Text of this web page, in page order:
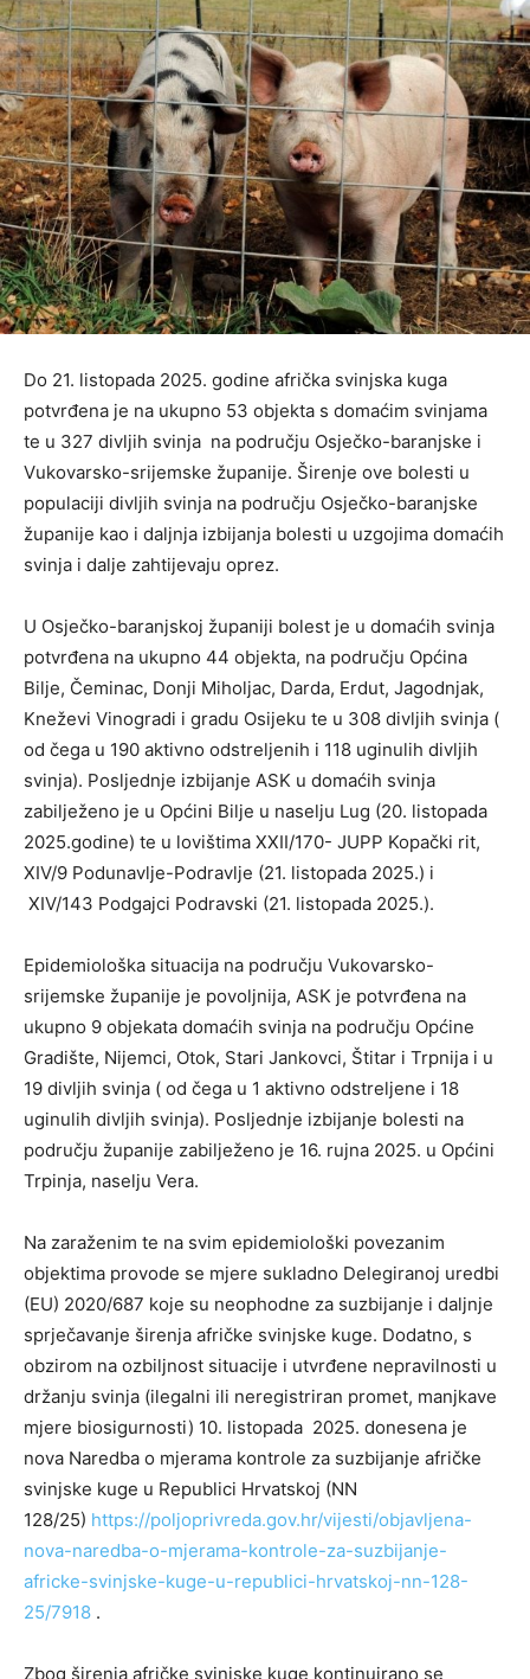
Do 21. listopada 2025. godine afrička svinjska kuga
potvrđena je na ukupno 53 objekta s domaćim svinjama
te u 327 divljih svinja na području Osječko-baranjske i
Vukovarsko-srijemske županije. Širenje ove bolesti u
populaciji divljih svinja na području Osječko-baranjske
županije kao i daljnja izbijanja bolesti u uzgojima domaćih
svinja i dalje zahtijevaju oprez.
U Osječko-baranjskoj županiji bolest je u domaćih svinja
potvrđena na ukupno 44 objekta, na području Općina
Bilje, Čeminac, Donji Miholjac, Darda, Erdut, Jagodnjak,
Kneževi Vinogradi i gradu Osijeku te u 308 divljih svinja (
od čega u 190 aktivno odstreljenih i 118 uginulih divljih
svinja). Posljednje izbijanje ASK u domaćih svinja
zabilježeno je u Općini Bilje u naselju Lug (20. listopada
2025.godine) te u lovištima XXII/170- JUPP Kopački rit,
XIV/9 Podunavlje-Podravlje (21. listopada 2025.) i
XIV/143 Podgajci Podravski (21. listopada 2025.).
Epidemiološka situacija na području Vukovarsko-
srijemske županije je povoljnija, ASK je potvrđena na
ukupno 9 objekata domaćih svinja na području Općine
Gradište, Nijemci, Otok, Stari Jankovci, Štitar i Trpnija i u
19 divljih svinja ( od čega u 1 aktivno odstreljene i 18
uginulih divljih svinja). Posljednje izbijanje bolesti na
području županije zabilježeno je 16. rujna 2025. u Općini
Trpinja, naselju Vera.
Na zaraženim te na svim epidemiološki povezanim
objektima provode se mjere sukladno Delegiranoj uredbi
(EU) 2020/687 koje su neophodne za suzbijanje i daljnje
sprječavanje širenja afričke svinjske kuge. Dodatno, s
obzirom na ozbiljnost situacije i utvrđene nepravilnosti u
držanju svinja (ilegalni ili neregistriran promet, manjkave
mjere biosigurnosti) 10. listopada 2025. donesena je
nova Naredba o mjerama kontrole za suzbijanje afričke
svinjske kuge u Republici Hrvatskoj (NN
128/25) https://poljoprivreda.gov.hr/vijesti/objavljena-
nova-naredba-o-mjerama-kontrole-za-suzbijanje-
africke-svinjske-kuge-u-republici-hrvatskoj-nn-128-
25/7918 .
Zbog širenja afričke svinjske kuge kontinuirano se